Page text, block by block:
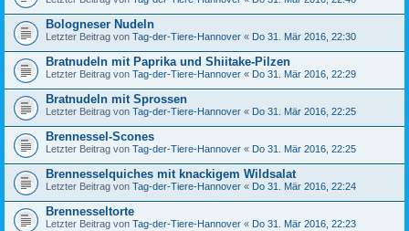
Bologneser Nudeln
Letzter Beitrag von Tag-der-Tiere-Hannover « Do 31. Mär 2016, 22:30
Bratnudeln mit Paprika und Shiitake-Pilzen
Letzter Beitrag von Tag-der-Tiere-Hannover « Do 31. Mär 2016, 22:29
Bratnudeln mit Sprossen
Letzter Beitrag von Tag-der-Tiere-Hannover « Do 31. Mär 2016, 22:25
Brennessel-Scones
Letzter Beitrag von Tag-der-Tiere-Hannover « Do 31. Mär 2016, 22:25
Brennesselquiches mit knackigem Wildsalat
Letzter Beitrag von Tag-der-Tiere-Hannover « Do 31. Mär 2016, 22:24
Brennesseltorte
Letzter Beitrag von Tag-der-Tiere-Hannover « Do 31. Mär 2016, 22:23